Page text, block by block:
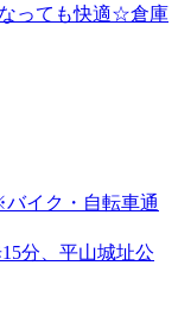
っても快適☆倉庫
イク・自転車通
分、平山城址公